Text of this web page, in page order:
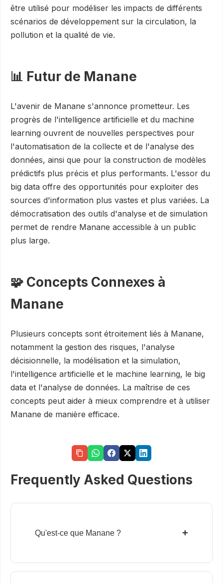
être utilisé pour modéliser les impacts de différents
scénarios de développement sur la circulation, la
pollution et la qualité de vie.
📊 Futur de Manane
L'avenir de Manane s'annonce prometteur. Les
progrès de l'intelligence artificielle et du machine
learning ouvrent de nouvelles perspectives pour
l'automatisation de la collecte et de l'analyse des
données, ainsi que pour la construction de modèles
prédictifs plus précis et plus performants. L'essor du
big data offre des opportunités pour exploiter des
sources d'information plus vastes et plus variées. La
démocratisation des outils d'analyse et de simulation
permet de rendre Manane accessible à un public
plus large.
🧩 Concepts Connexes à
Manane
Plusieurs concepts sont étroitement liés à Manane,
notamment la gestion des risques, l'analyse
décisionnelle, la modélisation et la simulation,
l'intelligence artificielle et le machine learning, le big
data et l'analyse de données. La maîtrise de ces
concepts peut aider à mieux comprendre et à utiliser
Manane de manière efficace.
Frequently Asked Questions
Qu'est-ce que Manane ? +